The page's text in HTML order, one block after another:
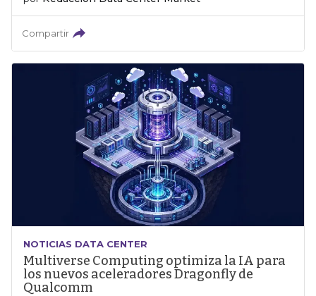
Compartir
NOTICIAS DATA CENTER
Multiverse Computing optimiza la IA para
los nuevos aceleradores Dragonfly de
Qualcomm